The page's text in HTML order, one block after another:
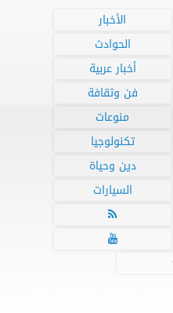
الأخبار
الحوادث
أخبار عربية
فن وثقافة
منوعات
تكنولوجيا
دين وحياة
السيارات

